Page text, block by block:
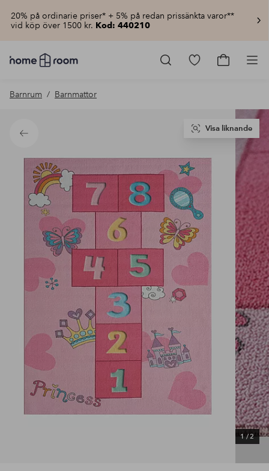
20% på ordinarie priser* + 5% på redan prissänkta varor**
vid köp över 1500 kr. Kod: 440210
Homeroom
–
hemmet
pris
Gå
Gå
Barnrum Barnmattor
Tillbaka
1 /2
Visa liknande